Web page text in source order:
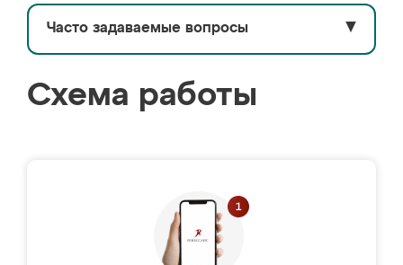
Часто задаваемые вопросы ▼
Схема работы